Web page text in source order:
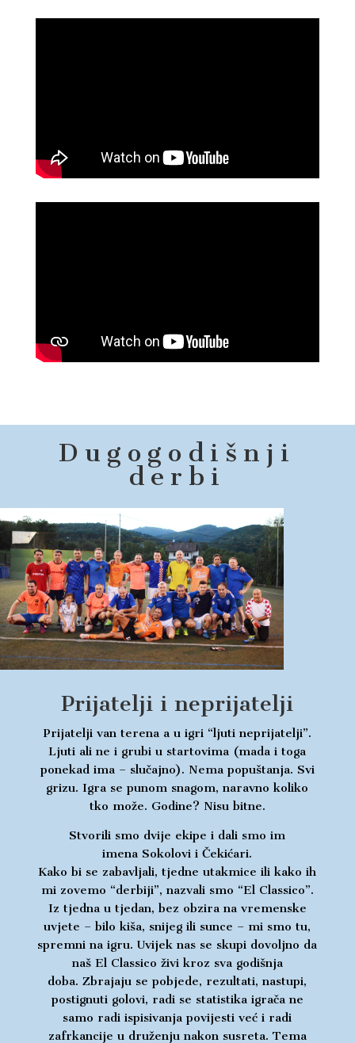
Dugogodišnji
derbi
Prijatelji i neprijatelji
Prijatelji van terena a u igri “ljuti neprijatelji”.
Ljuti ali ne i grubi u startovima (mada i toga
ponekad ima – slučajno). Nema popuštanja. Svi
grizu. Igra se punom snagom, naravno koliko
tko može. Godine? Nisu bitne.
Stvorili smo dvije ekipe i dali smo im
imena Sokolovi i Čekićari.
Kako bi se zabavljali, tjedne utakmice ili kako ih
mi zovemo “derbiji”, nazvali smo “El Classico”.
Iz tjedna u tjedan, bez obzira na vremenske
uvjete – bilo kiša, snijeg ili sunce – mi smo tu,
spremni na igru. Uvijek nas se skupi dovoljno da
naš El Classico živi kroz sva godišnja
doba. Zbrajaju se pobjede, rezultati, nastupi,
postignuti golovi, radi se statistika igrača ne
samo radi ispisivanja povijesti već i radi
zafrkancije u druženju nakon susreta. Tema